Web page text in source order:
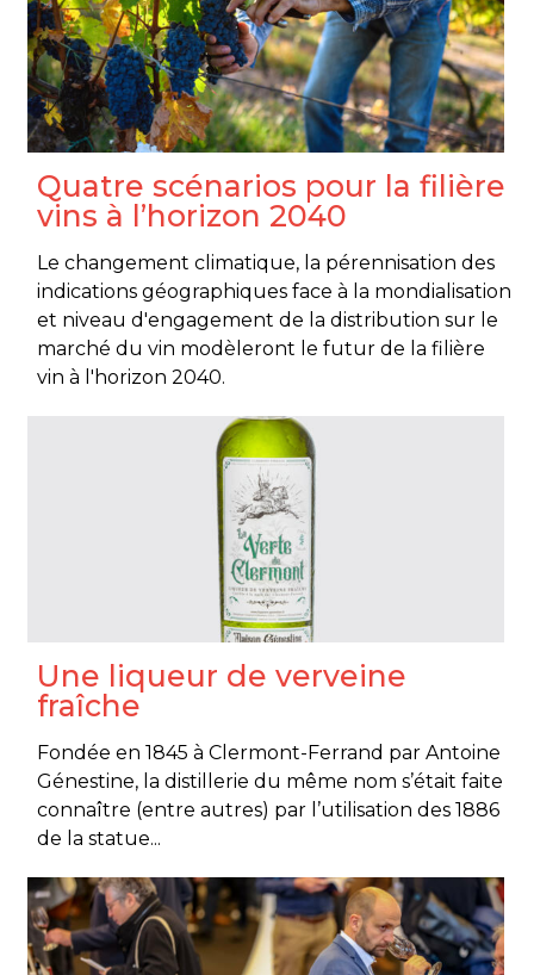
Quatre scénarios pour la filière
vins à l’horizon 2040
Le changement climatique, la pérennisation des
indications géographiques face à la mondialisation
et niveau d'engagement de la distribution sur le
marché du vin modèleront le futur de la filière
vin à l'horizon 2040.
Une liqueur de verveine
fraîche
Fondée en 1845 à Clermont-Ferrand par Antoine
Génestine, la distillerie du même nom s’était faite
connaître (entre autres) par l’utilisation des 1886
de la statue...